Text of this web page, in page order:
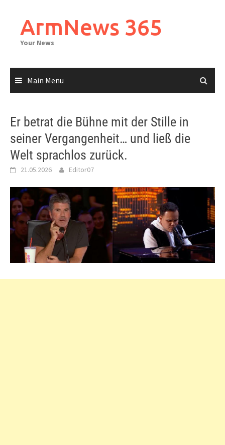
contentArmNews 365
Your News
Main Menu
Er betrat die Bühne mit der Stille in
seiner Vergangenheit… und ließ die
Welt sprachlos zurück.
21.05.2026 Editor07